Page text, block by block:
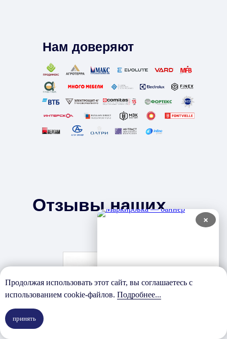
Нам доверяют
Отзывы наших
Продолжая использовать этот сайт, вы соглашаетесь с
использованием cookie-файлов. Подробнее...
принять
×